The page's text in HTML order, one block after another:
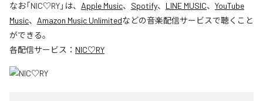
なお「NIC♡RY」は、 Apple Music、 Spotify、 LINE MUSIC、 YouTube
Music、 Amazon Music Unlimitedなどの音楽配信サービスで聴くこと
ができる。
各配信サービス： NIC♡RY